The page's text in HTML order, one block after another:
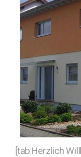
[tab:Herzlich